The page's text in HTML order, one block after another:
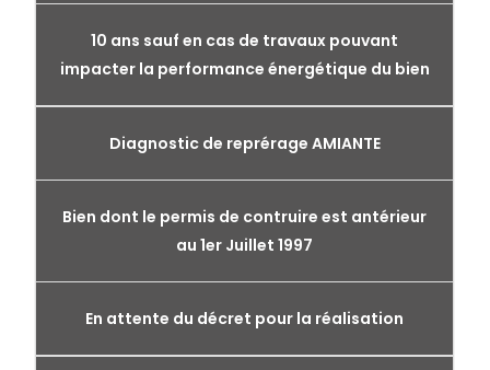
10 ans sauf en cas de travaux pouvant
impacter la performance énergétique du bien
Diagnostic de reprérage AMIANTE
Bien dont le permis de contruire est antérieur
au 1er Juillet 1997
En attente du décret pour la réalisation